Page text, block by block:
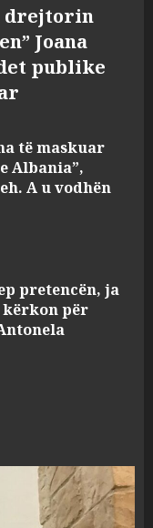
drejtorin
Joana
publike
të maskuar
Albania”,
A u vodhën
pretencën, ja
për